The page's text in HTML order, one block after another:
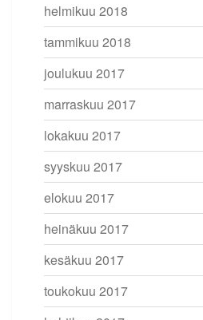
helmikuu 2018
tammikuu 2018
joulukuu 2017
marraskuu 2017
lokakuu 2017
syyskuu 2017
elokuu 2017
heinäkuu 2017
kesäkuu 2017
toukokuu 2017